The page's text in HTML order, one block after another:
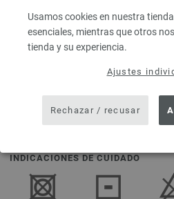
Usamos cookies en nuestra
esenciales, mientras que otros
tienda y su experiencia.
Ajustes
Rechazar / recusar
INDICACIONES DE CUIDADO